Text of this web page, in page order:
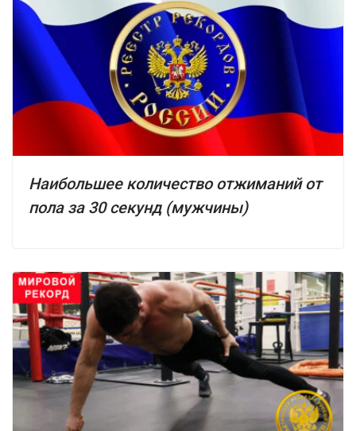
Наибольшее количество отжиманий от
пола за 30 секунд (мужчины)